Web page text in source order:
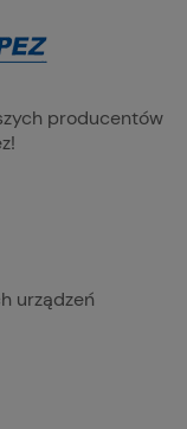
producentów
urządzeń